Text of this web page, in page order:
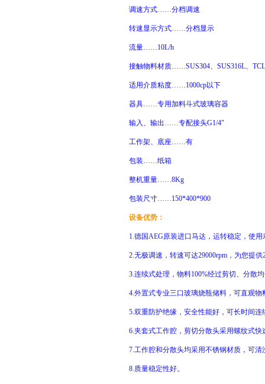
调速方式……分档调速
转速显示方式……分档显示
流量……10L/h
接触物料材质……SUS304、SUS316L、
适用介质粘度……1000cp以下
器具……专用加料斗式玻璃容器
输入、输出……专配接头G1/4″
工作架、底座……有
包装……纸箱
整机重量……8Kg
包装尺寸……150*400*900
设备优势：
1.德国AEG原装进口马达，运转稳定，使用
2.无极调速，转速可达29000rpm，为您提
3.连续式处理，物料100%经过剪切、分散
4.外置式专业三口玻璃烧瓶储料，可直观物
5.双重防护绝缘，安全性能好，可长时间连
6.夹套式工作腔，剪切分散头采用螺纹式快
7.工作腔和分散头均采用不锈钢材质，可清
8.质量稳定性好。